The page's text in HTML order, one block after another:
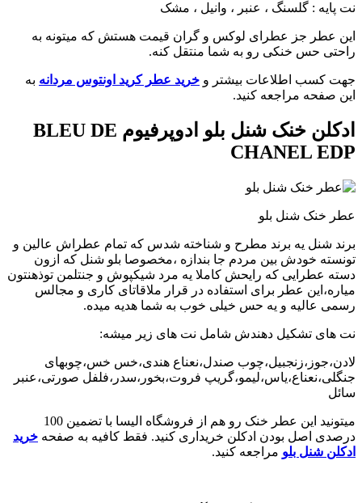
نت پایه : گلسنگ ، عنبر ، وانیل ، مشک
این عطر جز عطرای لوکس و‌ گران قیمت هستش که میتونه به
راحتی حس خنکی رو به شما منتقل کنه.
جهت کسب اطلاعات بیشتر و خرید عطر کرید اونتوس مردانه به
این صفحه مراجعه کنید.
ادکلن خنک شنل بلو ادوپرفیوم BLEU DE
CHANEL EDP
عطر خنک شنل بلو
برند شنل یه برند مطرح و شناخته شدس که تمام عطراش عالین و
تونسته خودش بین مردم جا بندازه ،مخصوصا بلو شنل که ازون
دسته عطرایی که رایحش کاملا یه مرد شیکپوش و جنتلمن تو‌ذهنتون
میاره،این عطر برای استفاده در قرار ملاقاتای کاری و مجالس
رسمی عالیه و یه حس خیلی خوب به شما هدیه میده.
نت های تشکیل دهندش شامل نت های زیر میشه:
لادن،جوز،زنجبیل،چوب صندل،نعناع هندی،خس خس،چوبهای
جنگلی،نعناع،یاس،لیمو،گریپ فروت،بخور،سدر،فلفل صورتی،عنبر
سائل
میتونید این عطر خنک رو هم از فروشگاه الیسا با تضمین 100
درصدی اصل بودن ادکلن خریداری کنید. فقط کافیه به صفحه خرید
ادکلن شنل بلو مراجعه کنید.